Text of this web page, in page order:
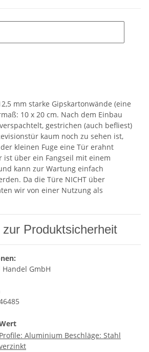
mm starke Gipskartonwände (eine
10 x 20 cm. Nach dem Einbau
gestrichen (auch befliest)
kaum noch zu sehen ist,
kleinen Fuge eine Tür erahnt
ist über ein Fangseil mit einem
kann zur Wartung einfach
Da die Türe NICHT über
wir von einer Nutzung als
Produktsicherheit
GmbH
Profile: Aluminium Beschläge: Stahl